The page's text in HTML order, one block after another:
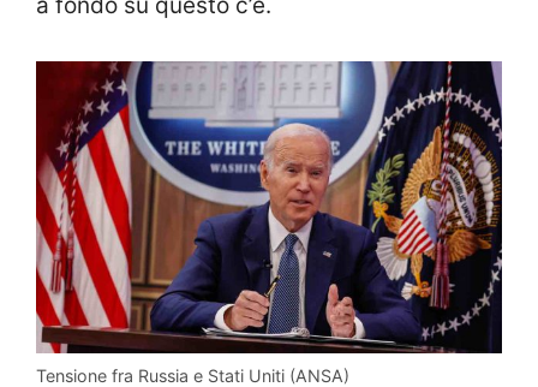
Tensione fra Russia e Stati Uniti (ANSA)